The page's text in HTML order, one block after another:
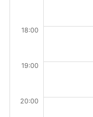
18:00
19:00
20:00